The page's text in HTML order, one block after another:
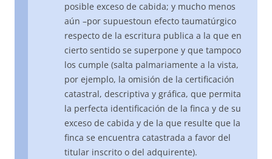
posible exceso de cabida; y mucho menos
aún –por supuestoun efecto taumatúrgico
respecto de la escritura publica a la que en
cierto sentido se superpone y que tampoco
los cumple (salta palmariamente a la vista,
por ejemplo, la omisión de la certificación
catastral, descriptiva y gráfica, que permita
la perfecta identificación de la finca y de su
exceso de cabida y de la que resulte que la
finca se encuentra catastrada a favor del
titular inscrito o del adquirente).